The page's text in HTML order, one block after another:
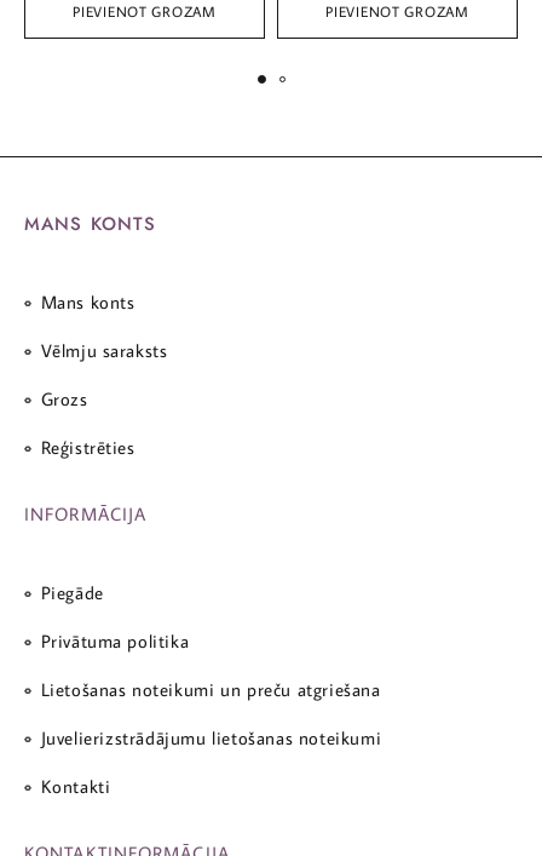
PIEVIENOT GROZAM PIEVIENOT GROZAM
MANS KONTS
Mans konts
Vēlmju saraksts
Grozs
Reģistrēties
INFORMĀCIJA
Piegāde
Privātuma politika
Lietošanas noteikumi un preču atgriešana
Juvelierizstrādājumu lietošanas noteikumi
Kontakti